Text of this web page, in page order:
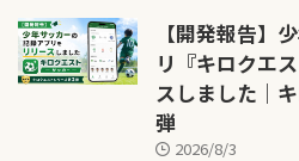
【開発報告】
リ『キロクエ
スしました｜
弾
2026/8/3